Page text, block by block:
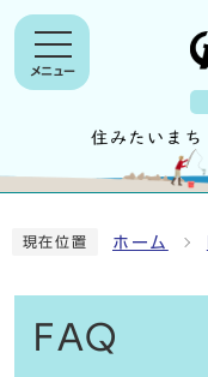
メニュー
現在位置 ホーム
FAQ